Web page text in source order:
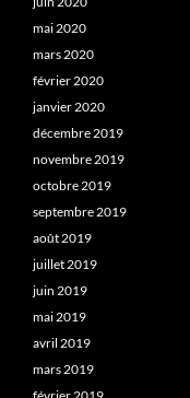
mai 2020
mars 2020
février 2020
janvier 2020
décembre 2019
novembre 2019
octobre 2019
septembre 2019
août 2019
juillet 2019
juin 2019
mai 2019
avril 2019
mars 2019